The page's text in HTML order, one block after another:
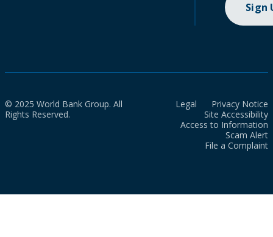
Sign
© 2025 World Bank Group. All
Rights Reserved.
Legal
Privacy Notice
Site Accessibility
Access to Information
Scam Alert
File a Complaint